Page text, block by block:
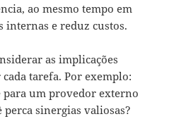
ao mesmo tempo em
internas e reduz custos.
as implicações
tarefa. Por exemplo:
um provedor externo
sinergias valiosas?